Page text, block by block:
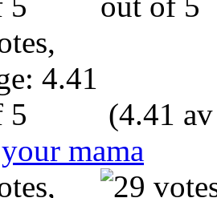
(4.41
mama